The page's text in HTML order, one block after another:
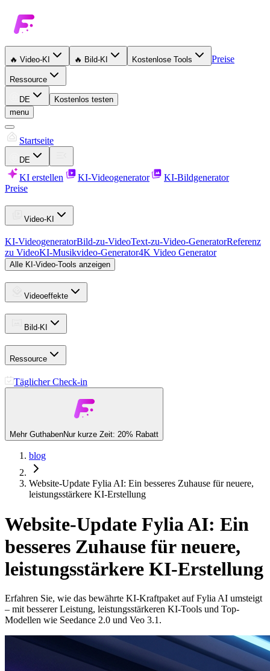
🔥 Video-KI 🔥 Bild-KI Kostenlose Tools Preise
Ressource
DE
Kostenlos testen
menu
Startseite
DE
KI erstellen KI-Videogenerator
KI-Bildgenerator
Preise
Video-KI
KI-VideogeneratorBild-zu-VideoText-zu-Video-GeneratorReferenz
zu VideoKI-Musikvideo-Generator4K Video Generator
Alle KI-Video-Tools anzeigen
Videoeffekte
Bild-KI
Ressource
Täglicher Check-in
Mehr GuthabenNur kurze Zeit: 20% Rabatt
blog
Website-Update Fylia AI: Ein besseres Zuhause für neuere,
leistungsstärkere KI-Erstellung
Website-Update Fylia AI: Ein
besseres Zuhause für neuere,
leistungsstärkere KI-Erstellung
Erfahren Sie, wie das bewährte KI-Kraftpaket auf Fylia AI umsteigt
– mit besserer Leistung, leistungsstärkeren KI-Tools und Top-
Modellen wie Seedance 2.0 und Veo 3.1.